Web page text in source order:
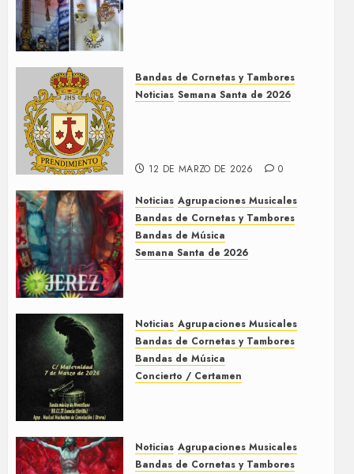
9 DE MAYO DE 2026 0
Bandas de Cornetas y Tambores
Noticias Semana Santa de 2026
12 DE MARZO DE 2026 0
Noticias Agrupaciones Musicales
Bandas de Cornetas y Tambores
Bandas de Música
Semana Santa de 2026
5 DE MARZO DE 2026 0
Noticias Agrupaciones Musicales
Bandas de Cornetas y Tambores
Bandas de Música
Concierto / Certamen
Noticias Agrupaciones Musicales
Bandas de Cornetas y Tambores